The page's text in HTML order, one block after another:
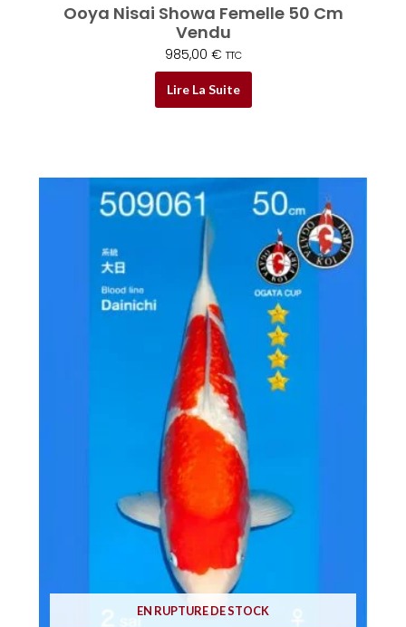
Ooya Nisai Showa Femelle 50 Cm
Vendu
985,00 € TTC
Lire La Suite
EN RUPTURE DE STOCK